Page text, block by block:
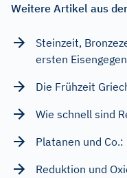
Weitere Artikel aus
Steinzeit,
ersten
Die Frühzeit
Wie schnell sind
Platanen und
Reduktion und